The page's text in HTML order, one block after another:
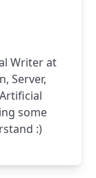
Writer at
Server,
some
:)